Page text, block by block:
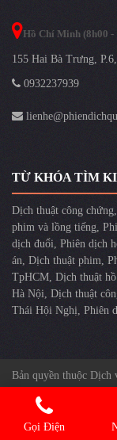
Hồ Chí Minh (8h00 -
155 Hai Bà Trưng,
0932237939
TỪ KHÓA TÌM
Dịch thuật công chứng
phim và lồng tiếng
dịch đuổi Phiên dịch
án Dịch thuật phim
TpHCM Dịch thuật
Hà Nội Dịch thuật
Thái Hội Nghị Phiên
Bản quyền thuộc Dịch
Gọi Điện